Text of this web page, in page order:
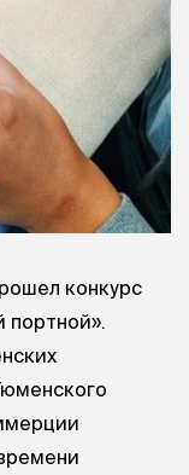
конкурс
портной».